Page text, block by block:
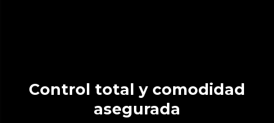
Control total y comodidad
asegurada